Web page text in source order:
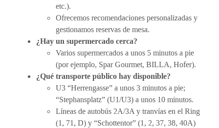
etc.).
Ofrecemos recomendaciones personalizadas y
gestionamos reservas de mesa.
¿Hay un supermercado cerca?
Varios supermercados a unos 5 minutos a pie
(por ejemplo, Spar Gourmet, BILLA, Hofer).
¿Qué transporte público hay disponible?
U3 “Herrengasse” a unos 3 minutos a pie;
“Stephansplatz” (U1/U3) a unos 10 minutos.
Líneas de autobús 2A/3A y tranvías en el Ring
(1, 71, D) y “Schottentor” (1, 2, 37, 38, 40A)